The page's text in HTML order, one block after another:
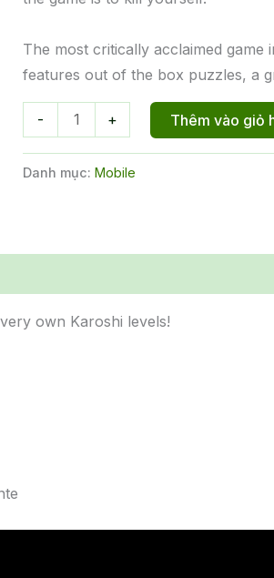
The most critically acclaimed game
features out of the box puzzles, a
-
Karoshi
2
số
+ Thêm vào giỏ
Danh mục: Mobile
own Karoshi levels!